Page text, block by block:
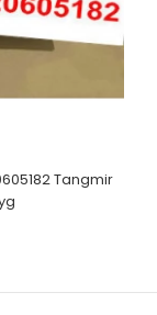
Tangmir